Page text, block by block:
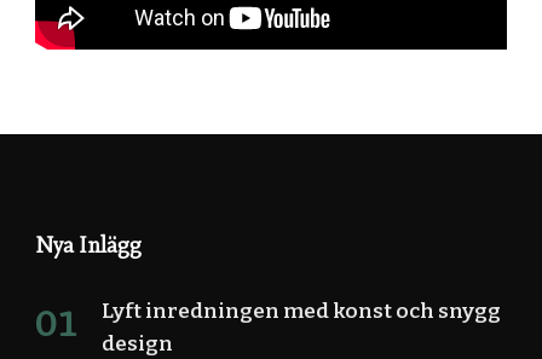
Nya Inlägg
Lyft inredningen med konst och snygg
design